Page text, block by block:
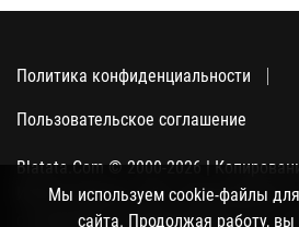
Политика конфиденциальности
Пользовательское соглашение
Blatata.Com © 2000-2026 |
Использование сайта подразумевает
с политикой конфиденциальности,
Мы используем cookie-файлы
сайта. Продолжая работу, вы